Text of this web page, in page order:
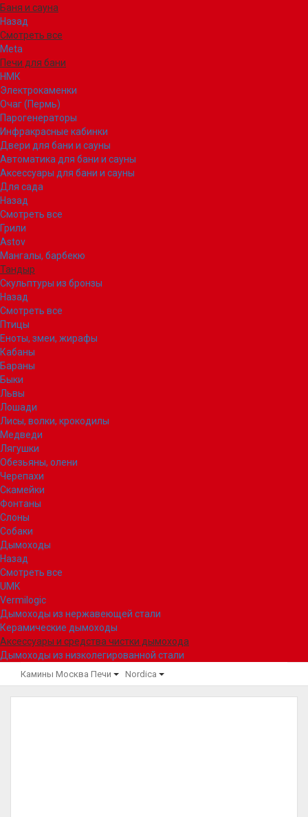
Баня и сауна
Назад
Смотреть все
Meta
Печи для бани
НМК
Электрокаменки
Очаг (Пермь)
Парогенераторы
Инфракрасные кабинки
Двери для бани и сауны
Автоматика для бани и сауны
Аксессуары для бани и сауны
Для сада
Назад
Смотреть все
Грили
Astov
Мангалы, барбекю
Тандыр
Скульптуры из бронзы
Назад
Смотреть все
Птицы
Еноты, змеи, жирафы
Кабаны
Бараны
Быки
Львы
Лошади
Лисы, волки, крокодилы
Медведи
Лягушки
Обезьяны, олени
Черепахи
Скамейки
Фонтаны
Слоны
Собаки
Дымоходы
Назад
Смотреть все
UMK
Vermilogic
Дымоходы из нержавеющей стали
Керамические дымоходы
Аксессуары и средства чистки дымохода
Дымоходы из низколегированной стали
Камины Москва Печи Nordica